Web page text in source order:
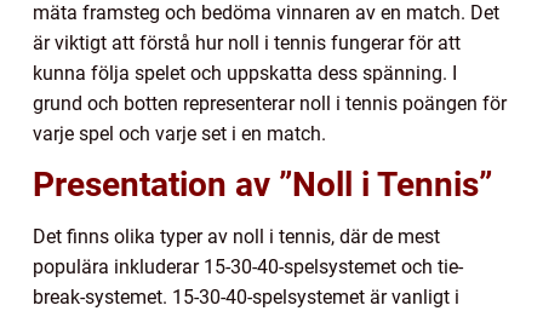
mäta framsteg och bedöma vinnaren av en match. Det
är viktigt att förstå hur noll i tennis fungerar för att
kunna följa spelet och uppskatta dess spänning. I
grund och botten representerar noll i tennis poängen för
varje spel och varje set i en match.
Presentation av ”Noll i Tennis”
Det finns olika typer av noll i tennis, där de mest
populära inkluderar 15-30-40-spelsystemet och tie-
break-systemet. 15-30-40-spelsystemet är vanligt i